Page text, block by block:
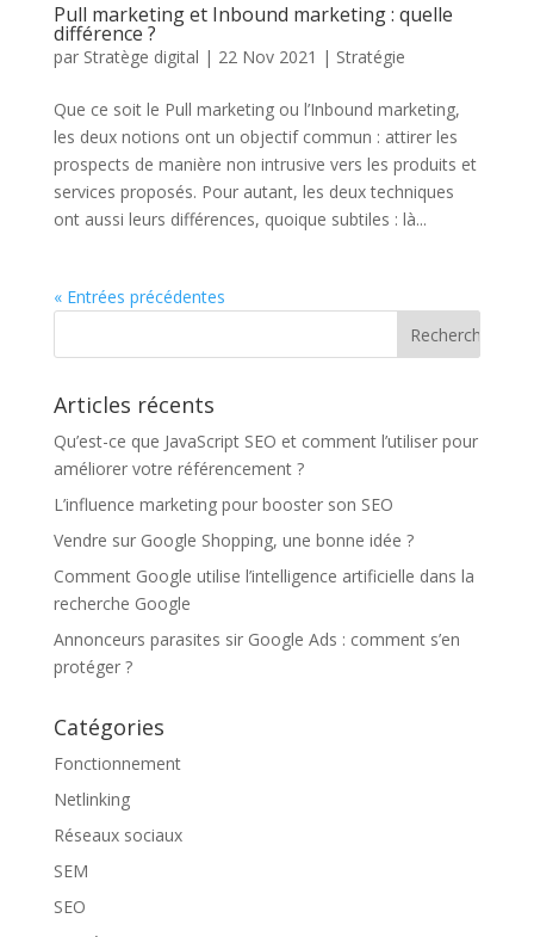
Pull marketing et Inbound marketing : quelle
différence ?
par Stratège digital | 22 Nov 2021 | Stratégie
Que ce soit le Pull marketing ou l’Inbound marketing,
les deux notions ont un objectif commun : attirer les
prospects de manière non intrusive vers les produits et
services proposés. Pour autant, les deux techniques
ont aussi leurs différences, quoique subtiles : là...
« Entrées précédentes
Articles récents
Qu’est-ce que JavaScript SEO et comment l’utiliser pour
améliorer votre référencement ?
L’influence marketing pour booster son SEO
Vendre sur Google Shopping, une bonne idée ?
Comment Google utilise l’intelligence artificielle dans la
recherche Google
Annonceurs parasites sir Google Ads : comment s’en
protéger ?
Catégories
Fonctionnement
Netlinking
Réseaux sociaux
SEM
SEO